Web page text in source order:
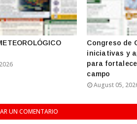
Congreso de
iniciativas y
para
campo
August 05,
UN COMENTARIO